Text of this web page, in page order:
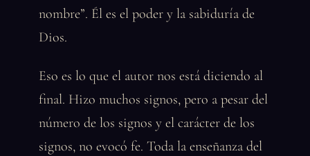
nombre”. Él es el poder y la sabiduría de
Dios.
Eso es lo que el autor nos está diciendo al
final. Hizo muchos signos, pero a pesar del
número de los signos y el carácter de los
signos, no evocó fe. Toda la enseñanza del